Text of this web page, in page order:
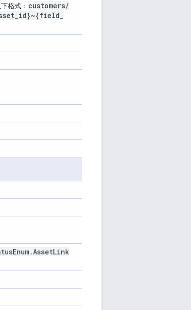
格式： customers/
id}~{field
Enum.AssetLink